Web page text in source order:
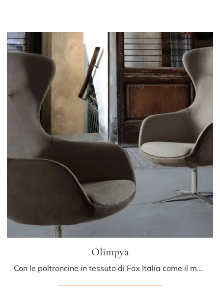
Olimpya
Con le poltroncine in tessuto di Fox Italia come il modello Olimpya potrai completare il tuo concept d'arredo.